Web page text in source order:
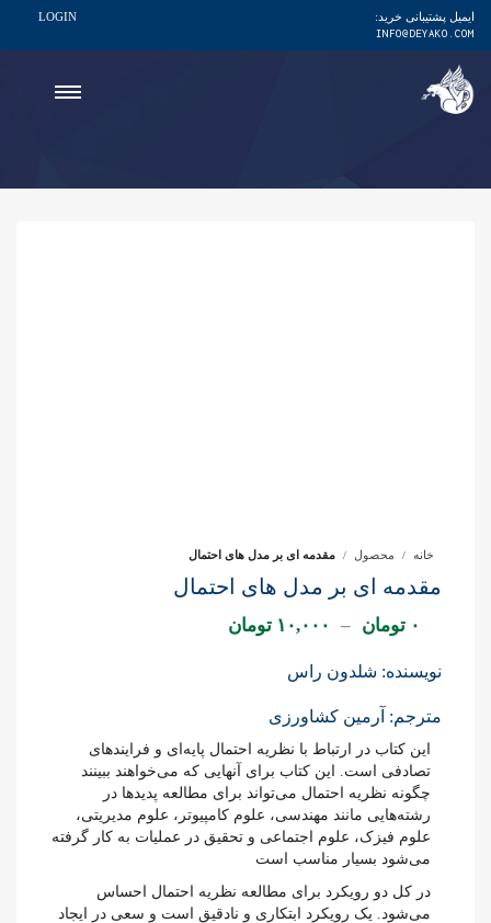
ایمیل پشتیبانی خرید:
INFO@DEYAKO.COM
LOGIN
خانه محصول مقدمه ای بر مدل های احتمال
مقدمه ای بر مدل های احتمال
۰ تومان – ۱۰,۰۰۰ تومان
نویسنده: شلدون راس
مترجم: آرمین کشاورزی
این کتاب در ارتباط با نظریه احتمال پایه‌ای و فرایند‌های
تصادفی است. این کتاب برای آنهایی که می‌خواهند ببینند
چگونه نظریه احتمال می‌تواند برای مطالعه پدید‌ها در
رشته‌هایی مانند مهندسی، علوم کامپیوتر، علوم مدیریتی،
علوم فیزک، علوم اجتماعی و تحقیق در عملیات به کار گرفته
می‌شود بسیار مناسب است
در کل دو رویکرد برای مطالعه نظریه احتمال احساس
می‌شود. یک رویکرد ابتکاری و نادقیق است و سعی در ایجاد